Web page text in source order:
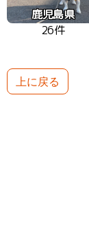
鹿児島県
26件
上に戻る